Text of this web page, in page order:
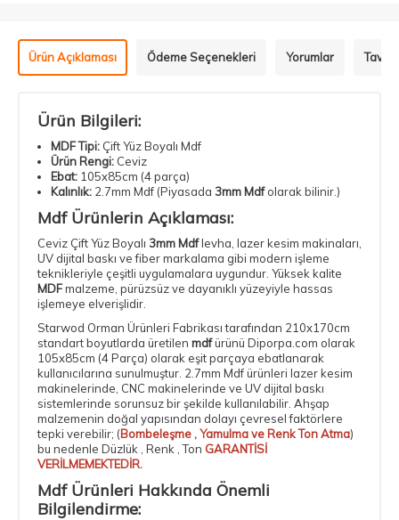
Ürün Açıklaması Ödeme Seçenekleri Yorumlar
Ürün Bilgileri:
MDF Tipi: Çift Yüz Boyalı Mdf
Ürün Rengi: Ceviz
Ebat: 105x85cm (4 parça)
Kalınlık: 2.7mm Mdf (Piyasada 3mm Mdfolarak bilinir.)
Mdf Ürünlerin Açıklaması:
Ceviz Çift Yüz Boyalı 3mm Mdflevha, lazer kesim makinaları
UV dijital baskı vefiber markalama gibi modern işleme
teknikleriyle çeşitli uygulamalara uygundur. Yüksek kalite
MDFmalzeme, pürüzsüz ve dayanıklı yüzeyiyle hassas
işlemeye elverişlidir.
Starwod Orman Ürünleri Fabrikası tarafından 210x170cm
standart boyutlarda üretilen mdfürünü Diporpa.com olarak
105x85cm (4 Parça) olarak eşit parçaya ebatlanarak
kullanıcılarına sunulmuştur. 2.7mm Mdfürünleri lazer kesim
makinelerinde, CNC makinelerinde ve UV dijital baskı
sistemlerinde sorunsuz bir şekilde kullanılabilir. Ahşap
malzemenin doğal yapısından dolayı çevresel faktörlere
tepki verebilir; (Bombeleşme , Yamulma ve Renk Ton Atma)
bu nedenle Düzlük , Renk , Ton GARANTİSİ
VERİLMEMEKTEDİR.
Mdf Ürünleri Hakkında Önemli
Bilgilendirme: